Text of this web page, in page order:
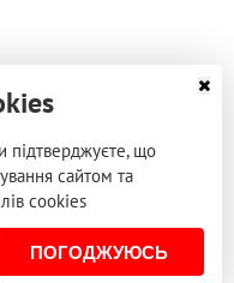
підтверджуєте, що
сайтом та
cookies
ПОГОДЖУЮСЬ